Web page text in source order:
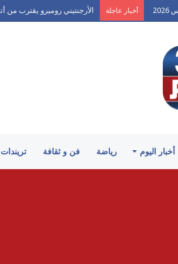
أخبار عاجلة الأرجنتيني روميرو يقترب من
أخبار اليوم رياضة فن و ثقافة تريندات